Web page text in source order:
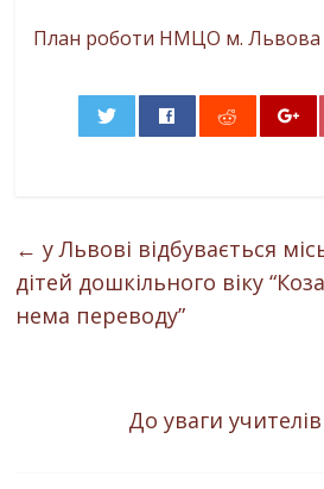
План роботи НМЦО м. Львова
← у Львові відбувається
дітей дошкільного віку
нема переводу”
До уваги